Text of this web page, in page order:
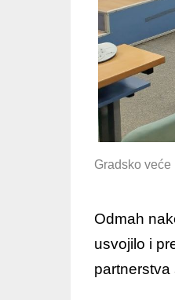
Gradsko veće
Odmah
usvojilo i
partnerstva